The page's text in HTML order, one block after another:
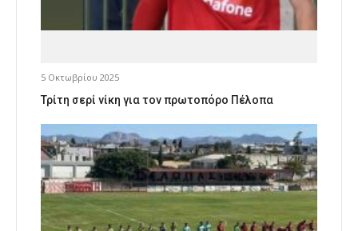
5 Οκτωβρίου 2025
Τρίτη σερί νίκη για τον πρωτοπόρο Πέλοπα